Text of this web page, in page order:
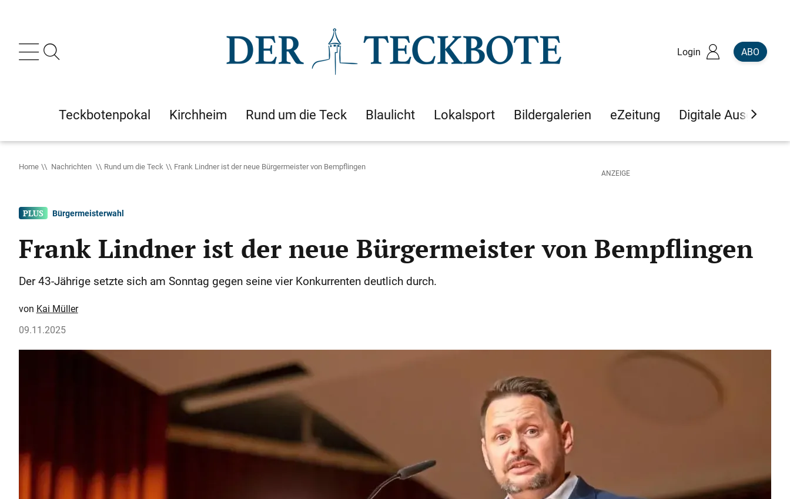
Login ABO
Teckbotenpokal Kirchheim Rund um die Teck Blaulicht Lokalsport Bildergalerien eZeitung Digitale Ausgaben
Home Nachrichten Rund um die Teck Frank Lindner ist der neue Bürgermeister von Bempflingen
Bürgermeisterwahl
Frank Lindner ist der neue Bürgermeister von Bempflingen
Der 43-Jährige setzte sich am Sonntag gegen seine vier Konkurrenten deutlich durch.
Kai Müller
09.11.2025